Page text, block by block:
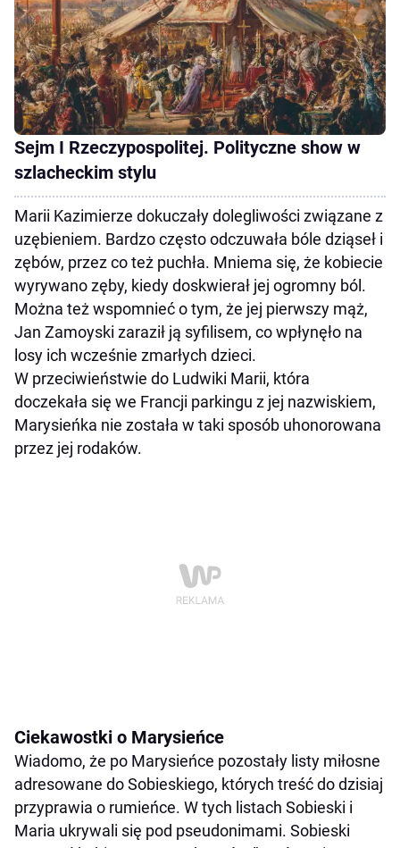
Sejm I Rzeczypospolitej. Polityczne show w
szlacheckim stylu
Marii Kazimierze dokuczały dolegliwości związane z
uzębieniem. Bardzo często odczuwała bóle dziąseł i
zębów, przez co też puchła. Mniema się, że kobiecie
wyrywano zęby, kiedy doskwierał jej ogromny ból.
Można też wspomnieć o tym, że jej pierwszy mąż,
Jan Zamoyski zaraził ją syfilisem, co wpłynęło na
losy ich wcześnie zmarłych dzieci.
W przeciwieństwie do Ludwiki Marii, która
doczekała się we Francji parkingu z jej nazwiskiem,
Marysieńka nie została w taki sposób uhonorowana
przez jej rodaków.
Ciekawostki o Marysieńce
Wiadomo, że po Marysieńce pozostały listy miłosne
adresowane do Sobieskiego, których treść do dzisiaj
przyprawia o rumieńce. W tych listach Sobieski i
Maria ukrywali się pod pseudonimami. Sobieski